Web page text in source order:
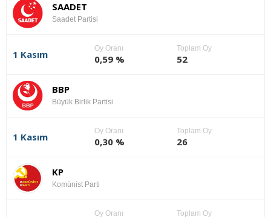
SAADET
Saadet Partisi
1 Kasım
Oy Oranı
0,59 %
Toplam Oy
52
BBP
Büyük Birlik Partisi
1 Kasım
Oy Oranı
0,30 %
Toplam Oy
26
KP
Komünist Parti
Oy Oranı Toplam Oy